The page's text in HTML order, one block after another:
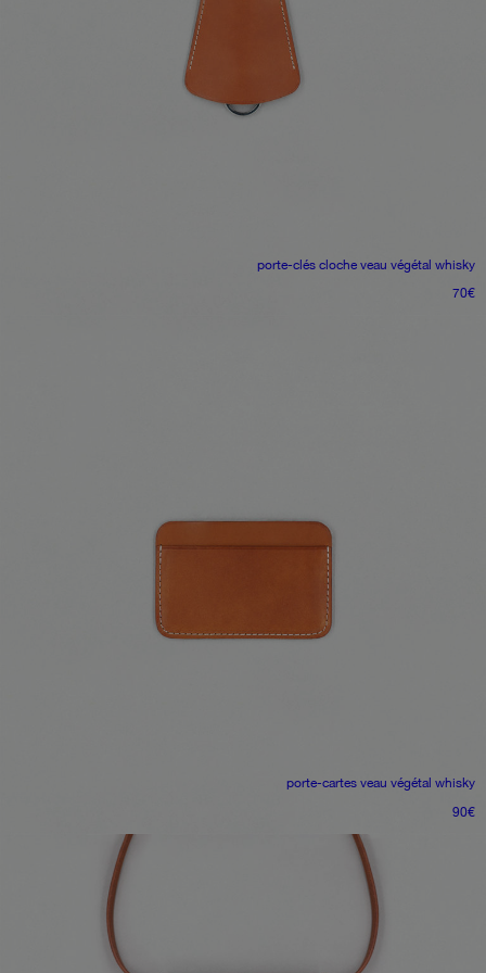
porte-clés cloche veau végétal whisky
70€
porte-cartes veau végétal whisky
90€